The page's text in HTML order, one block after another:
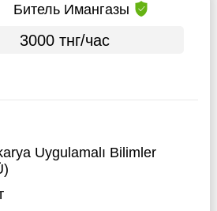
Битель Имангазы
3000 тнг/час
Uygulamalı Bilimler